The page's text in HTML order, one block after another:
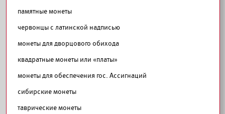
памятные монеты
червонцы с латинской надписью
монеты для дворцового обихода
квадратные монеты или «платы»
монеты для обеспечения гос. Ассигнаций
сибирские монеты
таврические монеты